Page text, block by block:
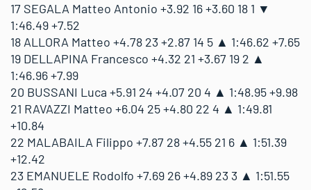
17 SEGALA Matteo Antonio +3.92 16 +3.60 18 1 ▼
1:46.49 +7.52
18 ALLORA Matteo +4.78 23 +2.87 14 5 ▲ 1:46.62 +7.65
19 DELLAPINA Francesco +4.32 21 +3.67 19 2 ▲
1:46.96 +7.99
20 BUSSANI Luca +5.91 24 +4.07 20 4 ▲ 1:48.95 +9.98
21 RAVAZZI Matteo +6.04 25 +4.80 22 4 ▲ 1:49.81
+10.84
22 MALABAILA Filippo +7.87 28 +4.55 21 6 ▲ 1:51.39
+12.42
23 EMANUELE Rodolfo +7.69 26 +4.89 23 3 ▲ 1:51.55